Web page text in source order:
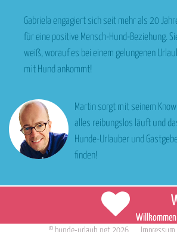
Gabriela engagiert sich seit mehr als 20
für eine positive Mensch-Hund-Beziehung.
weiß, worauf es bei einem gelungenen
mit Hund ankommt!
Martin sorgt mit seinem
alles reibungslos läuft und
Hunde-Urlauber und
finden!